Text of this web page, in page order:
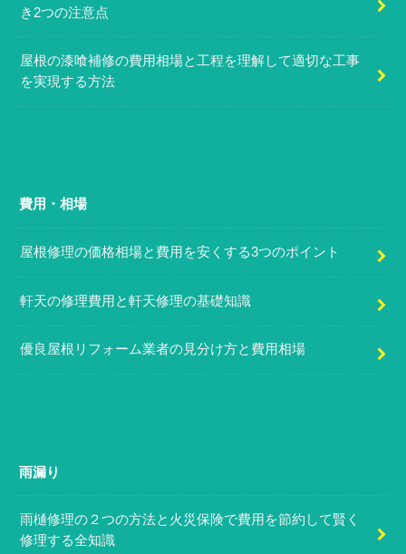
き2つの注意点
屋根の漆喰補修の費用相場と工程を理解して適切な工事
を実現する方法
費用・相場
屋根修理の価格相場と費用を安くする3つのポイント
軒天の修理費用と軒天修理の基礎知識
優良屋根リフォーム業者の見分け方と費用相場
雨漏り
雨樋修理の２つの方法と火災保険で費用を節約して賢く
修理する全知識